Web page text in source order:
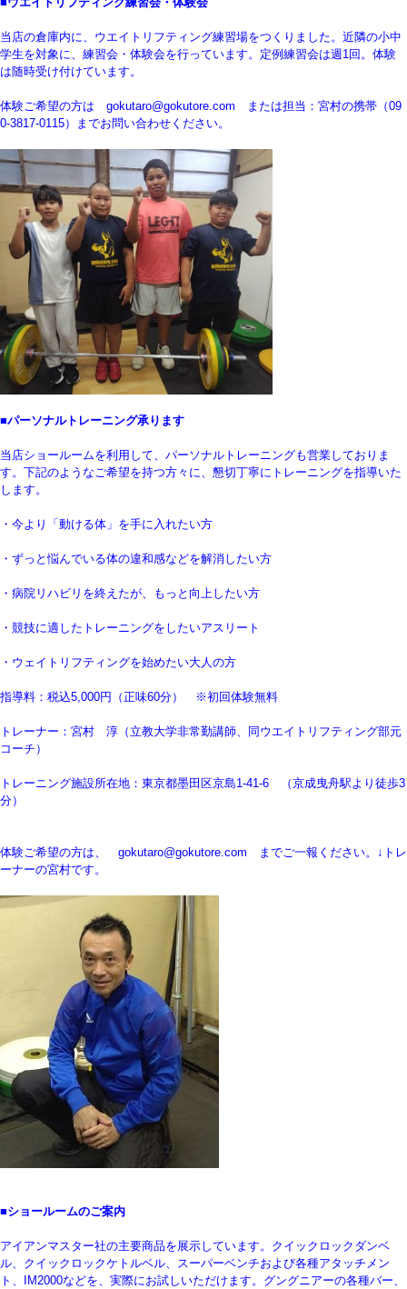
当店の倉庫内に、ウエイトリフティング練習場をつくりました。近隣の小中
学生を対象に、練習会・体験会を行っています。定例練習会は週1回。体験
は随時受け付けています。
体験ご希望の方は gokutaro@gokutore.com または担当：宮村の携帯（09
0-3817-0115）までお問い合わせください。
■パーソナルトレーニング承ります
当店ショールームを利用して、パーソナルトレーニングも営業しておりま
す。下記のようなご希望を持つ方々に、懇切丁寧にトレーニングを指導いた
します。
・今より「動ける体」を手に入れたい方
・ずっと悩んでいる体の違和感などを解消したい方
・病院リハビリを終えたが、もっと向上したい方
・競技に適したトレーニングをしたいアスリート
・ウェイトリフティングを始めたい大人の方
指導料：税込5,000円（正味60分） ※初回体験無料
トレーナー：宮村 淳（立教大学非常勤講師、同ウエイトリフティング部元
コーチ）
トレーニング施設所在地：東京都墨田区京島1-41-6 （京成曳舟駅より徒歩3
分）
体験ご希望の方は、 gokutaro@gokutore.com までご一報ください。↓トレ
ーナーの宮村です。
■ショールームのご案内
アイアンマスター社の主要商品を展示しています。クイックロックダンベ
ル、クイックロックケトルベル、スーパーベンチおよび各種アタッチメン
ト、IM2000などを、実際にお試しいただけます。グングニアーの各種バー、